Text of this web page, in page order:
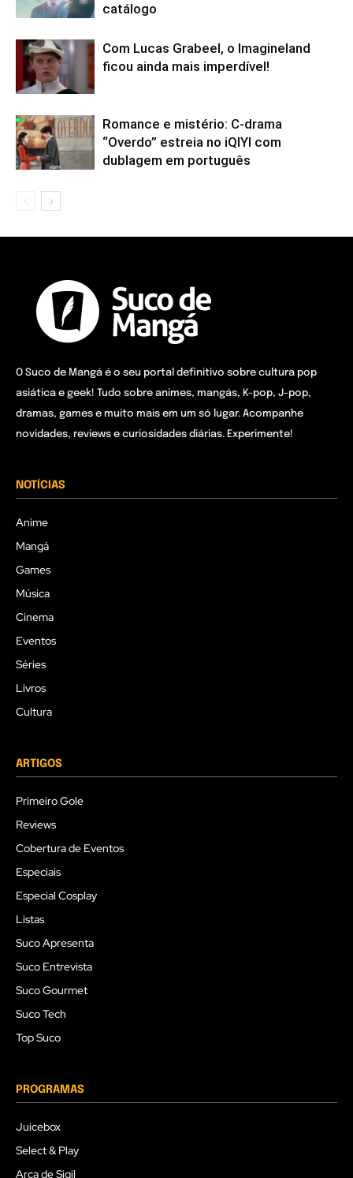
catálogo
Com Lucas Grabeel, o Imagineland
ficou ainda mais imperdível!
Romance e mistério: C-drama
“Overdo” estreia no iQIYI com
dublagem em português
O Suco de Mangá é o seu portal definitivo sobre cultura pop
asiática e geek! Tudo sobre animes, mangás, K-pop, J-pop,
dramas, games e muito mais em um só lugar. Acompanhe
novidades, reviews e curiosidades diárias. Experimente!
NOTÍCIAS
Anime
Mangá
Games
Música
Cinema
Eventos
Séries
Livros
Cultura
ARTIGOS
Primeiro Gole
Reviews
Cobertura de Eventos
Especiais
Especial Cosplay
Listas
Suco Apresenta
Suco Entrevista
Suco Gourmet
Suco Tech
Top Suco
PROGRAMAS
Juicebox
Select & Play
Arca de Sigil